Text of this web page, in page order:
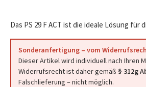
Das PS 29 F ACT ist die ideale Lösung
Sonderanfertigung – vom
Dieser Artikel wird individuell nach Ihren
Widerrufsrecht ist daher gemäß § 312g
Falschlieferung – nicht möglich.